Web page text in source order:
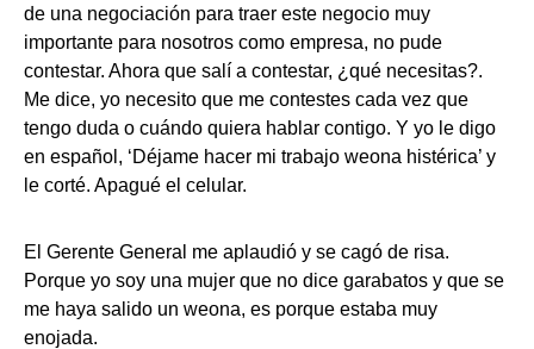
de una negociación para traer este negocio muy
importante para nosotros como empresa, no pude
contestar. Ahora que salí a contestar, ¿qué necesitas?.
Me dice, yo necesito que me contestes cada vez que
tengo duda o cuándo quiera hablar contigo. Y yo le digo
en español, ‘Déjame hacer mi trabajo weona histérica’ y
le corté. Apagué el celular.
El Gerente General me aplaudió y se cagó de risa.
Porque yo soy una mujer que no dice garabatos y que se
me haya salido un weona, es porque estaba muy
enojada.